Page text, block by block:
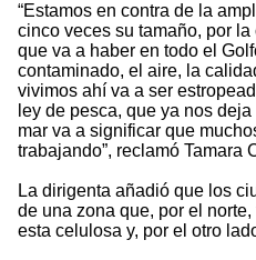
“Estamos en contra de la
cinco veces su tamaño, por
que va a haber en todo el
contaminado, el aire, la
vivimos ahí va a ser
ley de pesca, que ya nos
mar va a significar que
trabajando”, reclamó Tamara
La dirigenta añadió que los
de una zona que, por el
esta celulosa y, por el otro